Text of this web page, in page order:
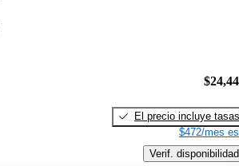
El precio incluye tasas
$472/mes
Verif. disponibilidad